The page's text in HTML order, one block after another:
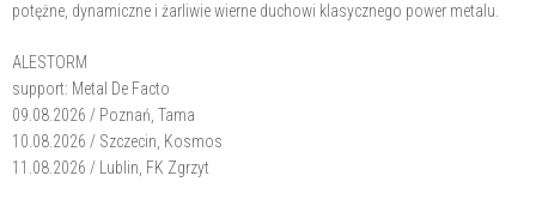
potężne, dynamiczne i żarliwie wierne duchowi klasycznego power metalu.
ALESTORM
support: Metal De Facto
09.08.2026 / Poznań, Tama
10.08.2026 / Szczecin, Kosmos
11.08.2026 / Lublin, FK Zgrzyt